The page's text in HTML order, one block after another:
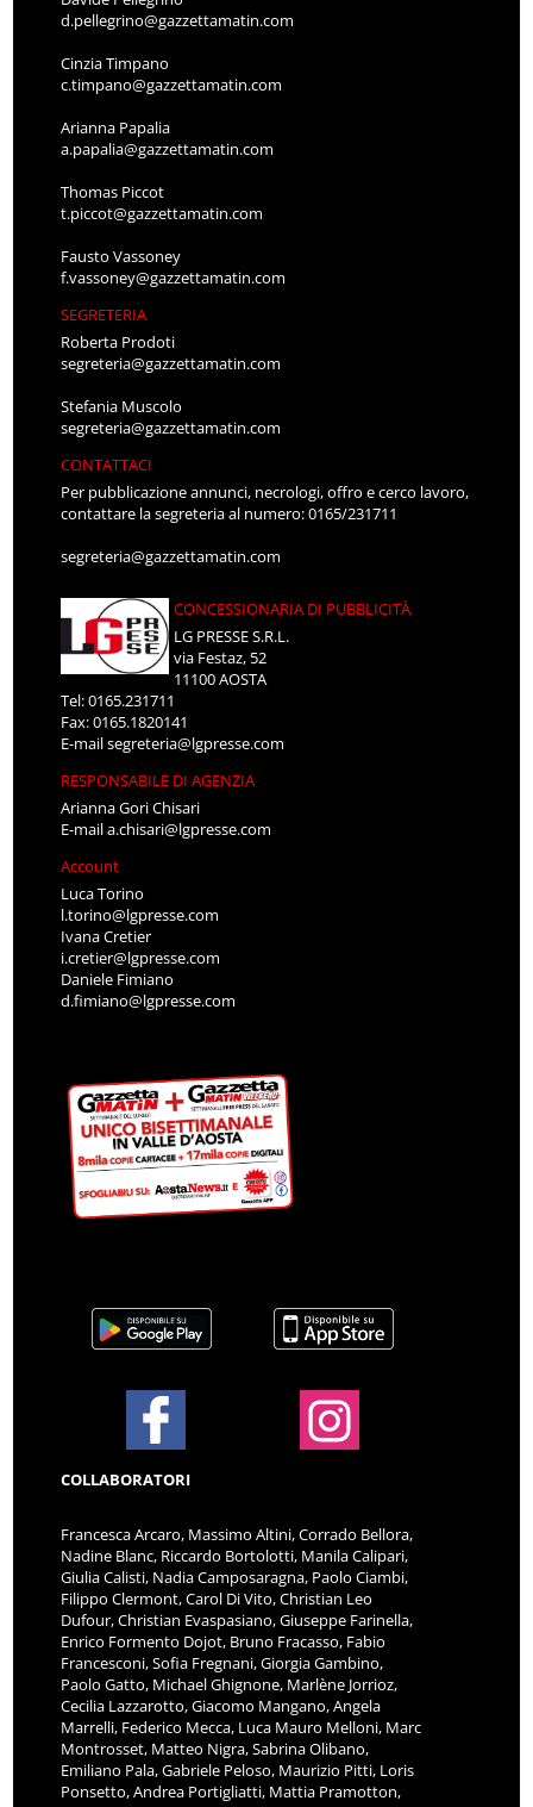
d.pellegrino@gazzettamatin.com
Cinzia Timpano
c.timpano@gazzettamatin.com
Arianna Papalia
a.papalia@gazzettamatin.com
Thomas Piccot
t.piccot@gazzettamatin.com
Fausto Vassoney
f.vassoney@gazzettamatin.com
SEGRETERIA
Roberta Prodoti
segreteria@gazzettamatin.com
Stefania Muscolo
segreteria@gazzettamatin.com
CONTATTACI
Per pubblicazione annunci, necrologi, offro e cerco lavoro,
contattare la segreteria al numero: 0165/231711
segreteria@gazzettamatin.com
CONCESSIONARIA DI PUBBLICITÀ
LG PRESSE S.R.L.
via Festaz, 52
11100 AOSTA
Tel: 0165.231711
Fax: 0165.1820141
E-mailsegreteria@lgpresse.com
RESPONSABILE DI AGENZIA
Arianna Gori Chisari
E-maila.chisari@lgpresse.com
Account
Luca Torino
l.torino@lgpresse.com
Ivana Cretier
i.cretier@lgpresse.com
Daniele Fimiano
d.fimiano@lgpresse.com
COLLABORATORI
Francesca Arcaro, Massimo Altini, Corrado Bellora,
Nadine Blanc, Riccardo Bortolotti, Manila Calipari,
Giulia Calisti, Nadia Camposaragna, Paolo Ciambi,
Filippo Clermont, Carol Di Vito, Christian Leo
Dufour, Christian Evaspasiano, Giuseppe Farinella,
Enrico Formento Dojot, Bruno Fracasso, Fabio
Francesconi, Sofia Fregnani, Giorgia Gambino,
Paolo Gatto, Michael Ghignone, Marlène Jorrioz,
Cecilia Lazzarotto, Giacomo Mangano, Angela
Marrelli, Federico Mecca, Luca Mauro Melloni, Marc
Montrosset, Matteo Nigra, Sabrina Olibano,
Emiliano Pala, Gabriele Peloso, Maurizio Pitti, Loris
Ponsetto, Andrea Portigliatti, Mattia Pramotton,